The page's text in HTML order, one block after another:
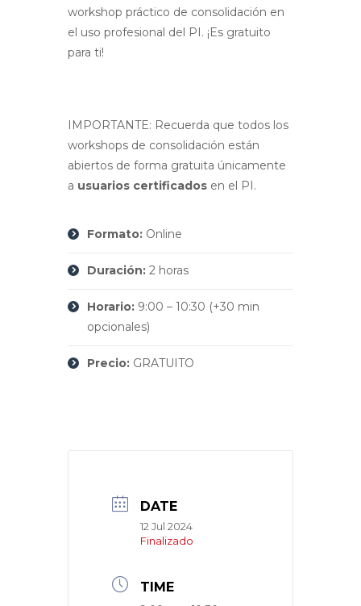
workshop práctico de consolidación en
el uso profesional del PI. ¡Es gratuito
para ti!
IMPORTANTE: Recuerda que todos los
workshops de consolidación están
abiertos de forma gratuita únicamente
a usuarios certificados en el PI.
Formato: Online
Duración: 2 horas
Horario: 9:00 – 10:30 (+30 min
opcionales)
Precio: GRATUITO
DATE
12 Jul 2024
Finalizado
TIME